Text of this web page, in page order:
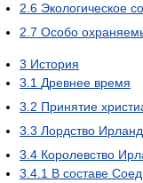
2.6 Экологическое
2.7 Особо
3 История
3.1 Древнее время
3.2 Принятие
3.3 Лордство
3.4 Королевство
3.4.1 В составе